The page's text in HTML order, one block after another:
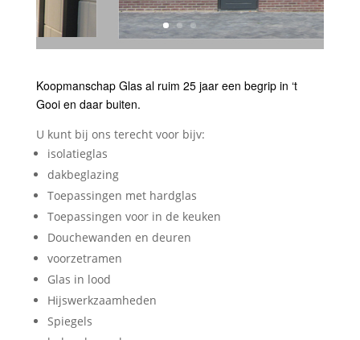
Koopmanschap Glas al ruim 25 jaar een begrip in ‘t
Gooi en daar buiten.
U kunt bij ons terecht voor bijv:
isolatieglas
dakbeglazing
Toepassingen met hardglas
Toepassingen voor in de keuken
Douchewanden en deuren
voorzetramen
Glas in lood
Hijswerkzaamheden
Spiegels